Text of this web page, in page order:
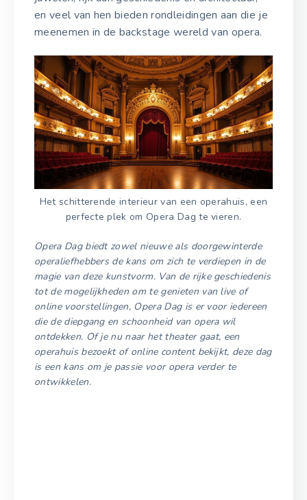
en veel van hen bieden rondleidingen aan die je
meenemen in de backstage wereld van opera.
Het schitterende interieur van een operahuis, een
perfecte plek om Opera Dag te vieren.
Opera Dag biedt zowel nieuwe als doorgewinterde
operaliefhebbers de kans om zich te verdiepen in de
magie van deze kunstvorm. Van de rijke geschiedenis
tot de mogelijkheden om te genieten van live of
online voorstellingen, Opera Dag is er voor iedereen
die de diepgang en schoonheid van opera wil
ontdekken. Of je nu naar het theater gaat, een
operahuis bezoekt of online content bekijkt, deze dag
is een kans om je passie voor opera verder te
ontwikkelen.